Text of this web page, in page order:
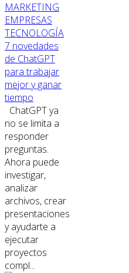
MARKETING
EMPRESAS
TECNOLOGÍA
7 novedades
de ChatGPT
para trabajar
mejor y ganar
tiempo
ChatGPT ya
no se limita a
responder
preguntas.
Ahora puede
investigar,
analizar
archivos, crear
presentaciones
y ayudarte a
ejecutar
proyectos
compl...